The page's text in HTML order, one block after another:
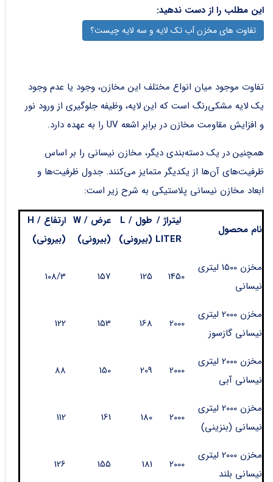
این مطلب را از دست ندهید:
تفاوت های مخزن آب تک لایه و سه لایه چیست؟
تفاوت موجود میان انواع مختلف این مخازن، وجود یا عدم وجود
یک لایه مشکی‌رنگ است که این لایه، وظیفه جلوگیری از ورود نور
و افزایش مقاومت مخازن در برابر اشعه UV را به عهده دارد.
همچنین در یک دسته‌بندی دیگر، مخازن نیسانی را بر اساس
ظرفیت‌های آن‌ها از یکدیگر متمایز می‌کنند. جدول ظرفیت‌ها و
ابعاد مخازن نیسانی پلاستیکی به شرح زیر است:
نام محصول
لیتراژ /
LITER
طول / L
(بیرونی)
عرض / W
(بیرونی)
ارتفاع / H
(بیرونی)
مخزن 1500 لیتری
نیسانی
1450
125
157
108/3
مخزن 2000 لیتری
نیسانی گازسوز
2000
168
153
122
مخزن 2000 لیتری
نیسانی آبی
2000
209
150
88
مخزن 2000 لیتری
نیسانی (بنزینی)
2000
180
161
112
مخزن 2000 لیتری
نیسانی بلند
2000
181
155
126